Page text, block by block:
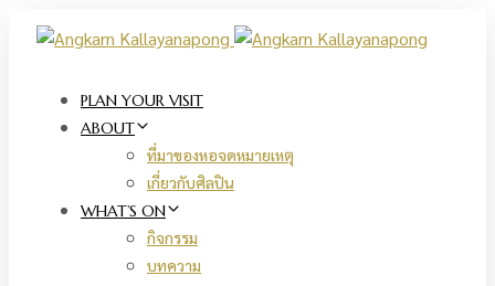
Skip
links
Skip
navigationPLAN YOUR VISIT
ABOUT
ที่มาของหอจดหมายเหตุ
เกี่ยวกับศิลปิน
WHAT’S ON
กิจกรรม
บทความ